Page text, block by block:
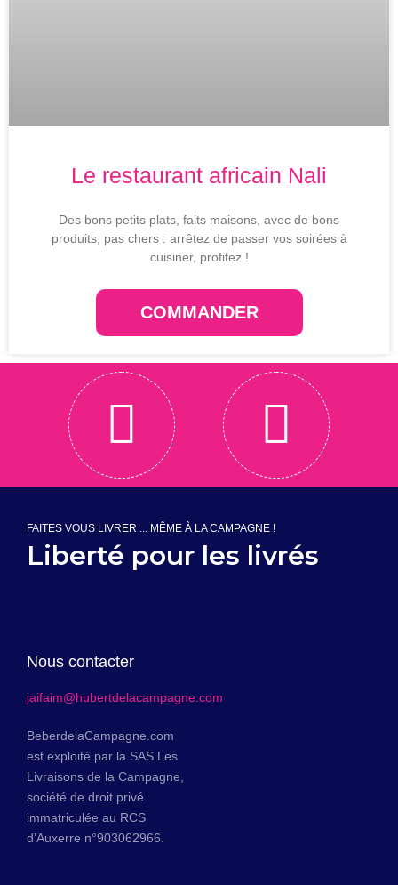
Le restaurant africain Nali
Des bons petits plats, faits maisons, avec de bons
produits, pas chers : arrêtez de passer vos soirées à
cuisiner, profitez !
COMMANDER
FAITES VOUS LIVRER ... MÊME À LA CAMPAGNE !
Liberté pour les livrés
Nous contacter
jaifaim@hubertdelacampagne.com
BeberdelaCampagne.com
est exploité par la SAS Les
Livraisons de la Campagne,
société de droit privé
immatriculée au RCS
d’Auxerre n°903062966.